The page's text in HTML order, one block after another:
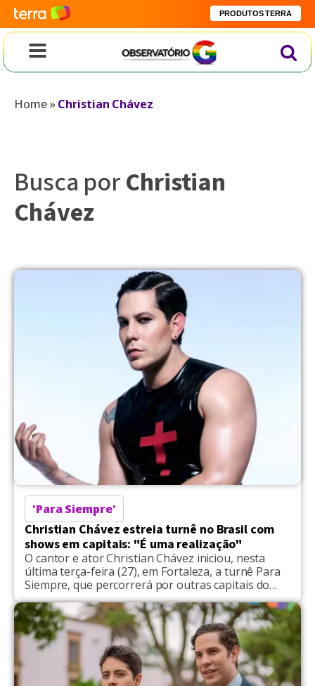
PRODUTOS TERRA
Home»Christian Chávez
Busca porChristian
Chávez
'Para Siempre'
Christian Chávez estreia turnê no Brasil com
shows em capitais: "É uma realização"
O cantor e ator Christian Chávez iniciou, nesta
última terça-feira (27), em Fortaleza, a turnê Para
Siempre, que percorrerá por outras capitais do
Brasil. Com as aprseentações estruturadas em
formato teatral, com roteiro autoral, o artista
reune elementos que mesclam músicas da carreira
solo e referências à trajetória do artista desde a
era RBD, marcando […]